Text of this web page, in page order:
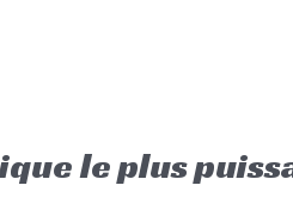
le plus